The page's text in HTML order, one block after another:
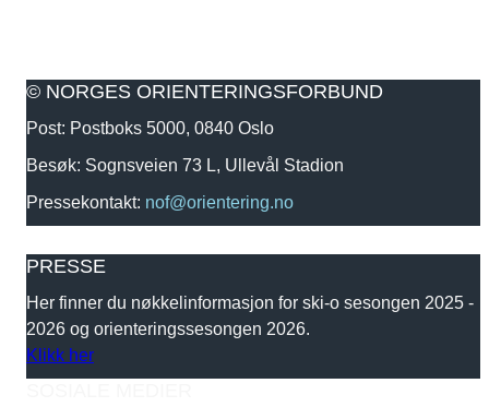
© NORGES ORIENTERINGSFORBUND
Post: Postboks 5000, 0840 Oslo
Besøk: Sognsveien 73 L, Ullevål Stadion
Pressekontakt: nof@orientering.no
PRESSE
Her finner du nøkkelinformasjon for ski-o sesongen 2025 -
2026 og orienteringssesongen 2026.
Klikk her